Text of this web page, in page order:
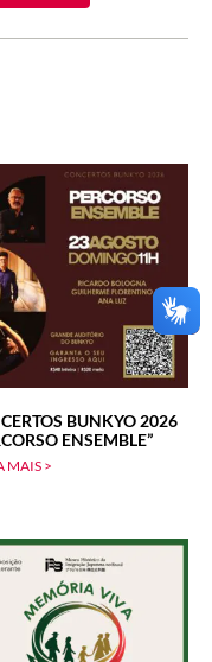
BUNKYO 2026
ENSEMBLE”
MAIS >